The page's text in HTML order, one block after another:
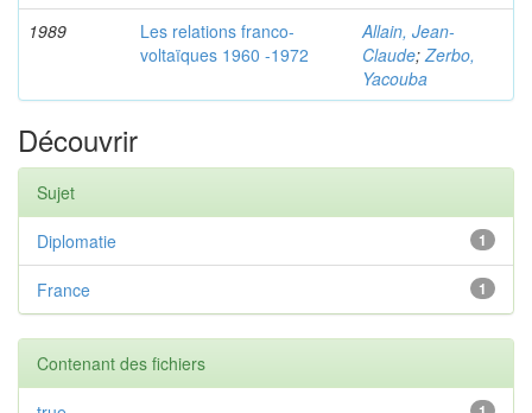
1989
Les relations franco-
voltaïques 1960 -1972
Allain, Jean-
Claude; Zerbo,
Yacouba
Découvrir
Sujet
1
Diplomatie
1
France
Contenant des fichiers